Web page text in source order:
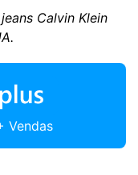
Calvin Klein
Vendas